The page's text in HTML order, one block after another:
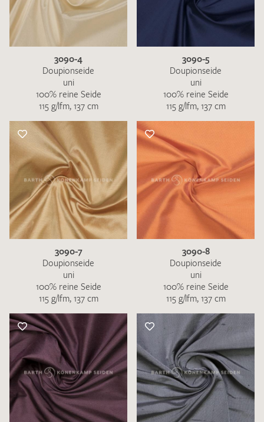
3090-4
Doupionseide
uni
100% reine Seide
115 g/lfm, 137 cm
3090-5
Doupionseide
uni
100% reine Seide
115 g/lfm, 137 cm
3090-7
Doupionseide
uni
100% reine Seide
115 g/lfm, 137 cm
3090-8
Doupionseide
uni
100% reine Seide
115 g/lfm, 137 cm